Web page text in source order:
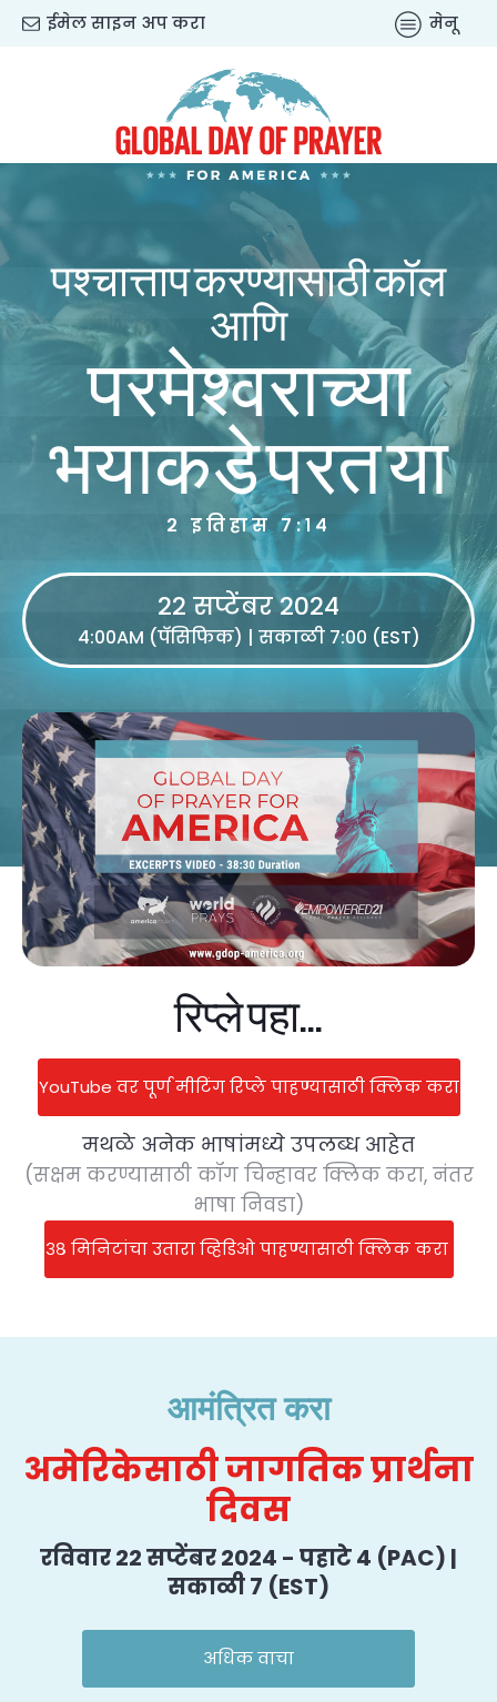
ईमेल साइन अप करा मेनू
पश्चात्ताप करण्यासाठी कॉल
आणि
परमेश्वराच्या
भयाकडे परत या
२ इतिहास ७:१४
22 सप्टेंबर 2024
4:00AM (पॅसिफिक) | सकाळी ७:०० (EST)
रिप्ले पहा...
YouTube वर पूर्ण मीटिंग रिप्ले पाहण्यासाठी क्लिक करा
मथळे अनेक भाषांमध्ये उपलब्ध आहेत
(सक्षम करण्यासाठी कॉग चिन्हावर क्लिक करा, नंतर
भाषा निवडा)
३८ मिनिटांचा उतारा व्हिडिओ पाहण्यासाठी क्लिक करा
आमंत्रित करा
अमेरिकेसाठी जागतिक प्रार्थना
दिवस
रविवार 22 सप्टेंबर 2024 - पहाटे 4 (PAC) |
सकाळी ७ (EST)
अधिक वाचा